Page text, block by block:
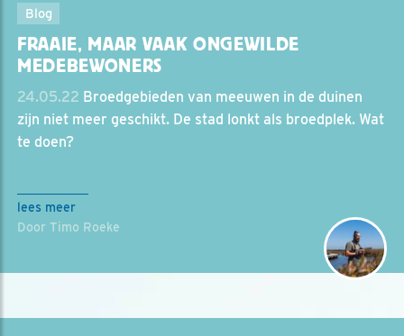
Blog
FRAAIE, MAAR VAAK ONGEWILDE
MEDEBEWONERS
24.05.22 Broedgebieden van meeuwen in de duinen
zijn niet meer geschikt. De stad lonkt als broedplek. Wat
te doen?
lees meer
Door Timo Roeke